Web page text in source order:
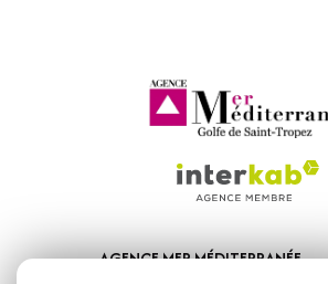
AGENCE MER MÉDITERRANÉE